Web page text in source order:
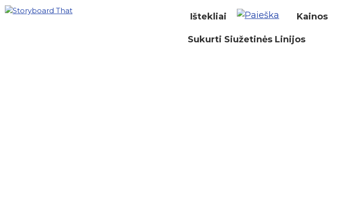
Ištekliai Kainos
Sukurti Siužetinės Linijos